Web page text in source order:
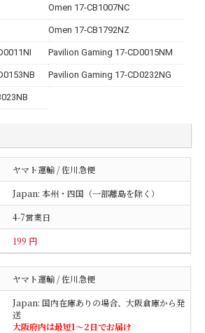
Omen 17-CB1007NC
Omen 17-CB1792NZ
Pavilion Gaming 17-CD0015NM
Pavilion Gaming 17-CD0232NG
ヤマト運輸 / 佐川急便
Japan: 本州・四国（一部離島を除く）
4-7営業日
199 円
ヤマト運輸 / 佐川急便
Japan: 国内在庫ありの場合、大阪倉庫から発
送
大阪府内は最短1〜2日でお届け